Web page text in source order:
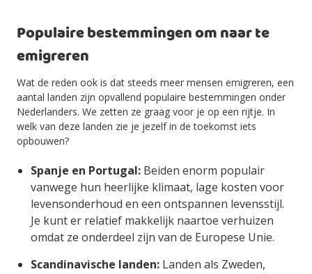
Populaire bestemmingen om naar te
emigreren
Wat de reden ook is dat steeds meer mensen emigreren, een
aantal landen zijn opvallend populaire bestemmingen onder
Nederlanders. We zetten ze graag voor je op een rijtje. In
welk van deze landen zie je jezelf in de toekomst iets
opbouwen?
Spanje en Portugal: Beiden enorm populair
vanwege hun heerlijke klimaat, lage kosten voor
levensonderhoud en een ontspannen levensstijl.
Je kunt er relatief makkelijk naartoe verhuizen
omdat ze onderdeel zijn van de Europese Unie.
Scandinavische landen: Landen als Zweden,